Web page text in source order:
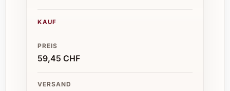
KAUF
PREIS
59,45 CHF
VERSAND